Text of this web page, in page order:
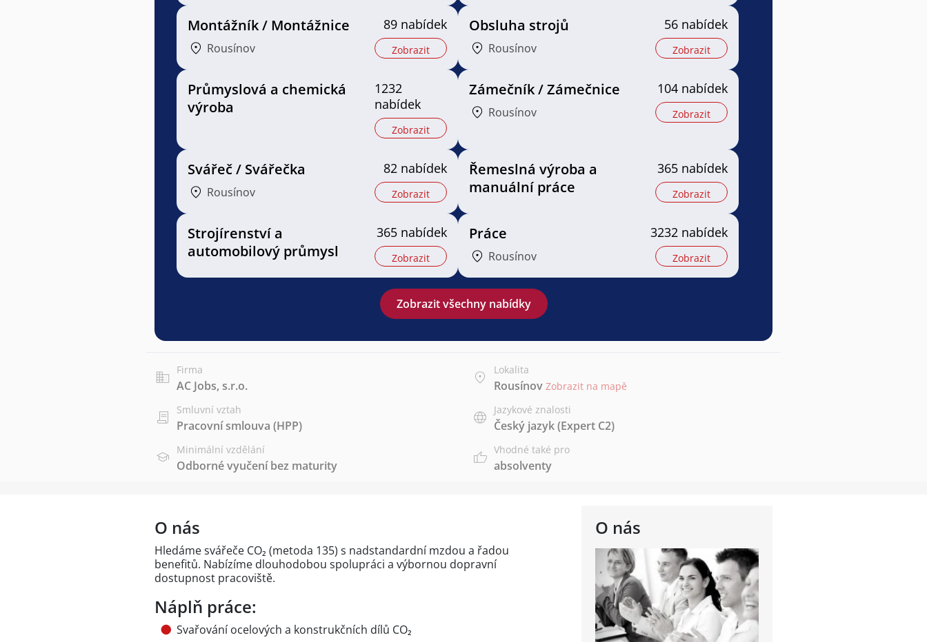
Montážník / Montážnice
Rousínov
89 nabídek
Zobrazit
Obsluha strojů
Rousínov
56 nabídek
Zobrazit
Průmyslová a chemická
výroba
1232
nabídek
Zobrazit
Zámečník / Zámečnice
Rousínov
104 nabídek
Zobrazit
Svářeč / Svářečka
Rousínov
82 nabídek
Zobrazit
Řemeslná výroba a
manuální práce
365 nabídek
Zobrazit
Strojírenství a
automobilový průmysl
365 nabídek
Zobrazit
Práce
Rousínov
3232 nabídek
Zobrazit
Zobrazit všechny nabídky
Firma
AC Jobs, s.r.o.
Lokalita
Rousínov Zobrazit na mapě
Smluvní vztah
Pracovní smlouva (HPP)
Jazykové znalosti
Český jazyk(Expert C2)
Minimální vzdělání
Odborné vyučení bez maturity
Vhodné také pro
absolventy
O nás
O nás
Hledáme svářeče CO₂ (metoda 135) s nadstandardní mzdou a řadou
benefitů. Nabízíme dlouhodobou spolupráci a výbornou dopravní
dostupnost pracoviště.
Náplň práce:
Svařování ocelových a konstrukčních dílů CO₂